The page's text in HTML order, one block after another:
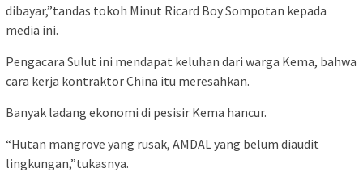
dibayar,”tandas tokoh Minut Ricard Boy Sompotan kepada
media ini.
Pengacara Sulut ini mendapat keluhan dari warga Kema, bahwa
cara kerja kontraktor China itu meresahkan.
Banyak ladang ekonomi di pesisir Kema hancur.
“Hutan mangrove yang rusak, AMDAL yang belum diaudit
lingkungan,”tukasnya.